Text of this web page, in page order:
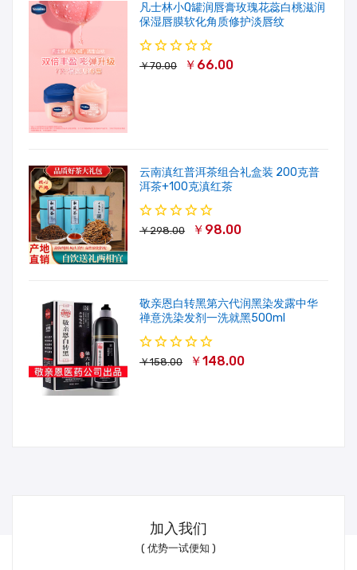
凡士林小Q罐润唇膏玫瑰花蕊白桃滋润
保湿唇膜软化角质修护淡唇纹
￥70.00 ￥66.00
云南滇红普洱茶组合礼盒装 200克普
洱茶+100克滇红茶
￥298.00 ￥98.00
敬亲恩白转黑第六代润黑染发露中华
禅意洗染发剂一洗就黑500ml
￥158.00 ￥148.00
加入我们
( 优势一试便知 )